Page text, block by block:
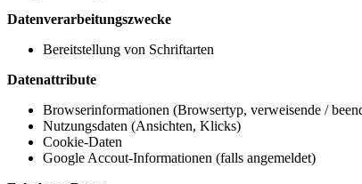
Datenverarbeitungszwecke
Bereitstellung von Schriftarten
Datenattribute
Browserinformationen (Browsertyp, verweisende /
Nutzungsdaten (Ansichten, Klicks)
Cookie-Daten
Google Accout-Informationen (falls angemeldet)